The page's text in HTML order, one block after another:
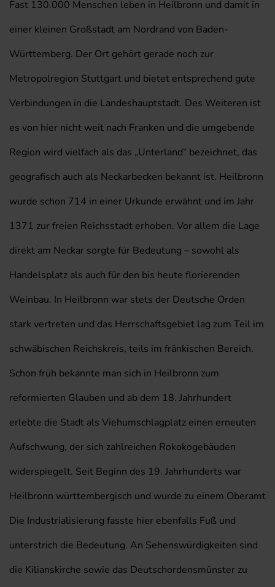
Fast 130.000 Menschen leben in Heilbronn und damit in
einer kleinen Großstadt am Nordrand von Baden-
Württemberg. Der Ort gehört gerade noch zur
Metropolregion Stuttgart und bietet entsprechend gute
Verbindungen in die Landeshauptstadt. Des Weiteren ist
es von hier nicht weit nach Franken und die umgebende
Region wird vielfach als das „Unterland“ bezeichnet, das
geografisch auch als Neckarbecken bekannt ist. Heilbronn
wurde schon 714 in einer Urkunde erwähnt und im Jahr
1371 zur freien Reichsstadt erhoben. Vor allem die Lage
direkt am Neckar sorgte für Bedeutung – sowohl als
Handelsplatz als auch für den bis heute florierenden
Weinbau. In Heilbronn war stets der Deutsche Orden
stark vertreten und das Herrschaftsgebiet lag zum Teil im
schwäbischen Reichskreis, teils im fränkischen Bereich.
Schon früh bekannte man sich in Heilbronn zum
reformierten Glauben und ab dem 18. Jahrhundert
erlebte die Stadt als Viehumschlagplatz einen erneuten
Aufschwung, der sich zahlreichen Rokokogebäuden
widerspiegelt. Seit Beginn des 19. Jahrhunderts war
Heilbronn württembergisch und wurde zu einem Oberamt
Die Industrialisierung fasste hier ebenfalls Fuß und
unterstrich die Bedeutung. An Sehenswürdigkeiten sind
die Kilianskirche sowie das Deutschordensmünster zu